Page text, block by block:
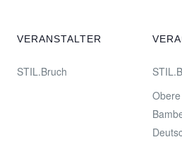
VERANSTALTER
STIL.Bruch